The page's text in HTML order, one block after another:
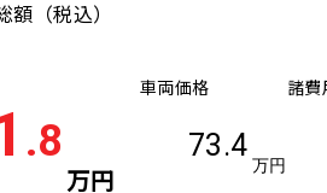
額 （税込）
.8
万円
車両価格
73.4
万円
諸費